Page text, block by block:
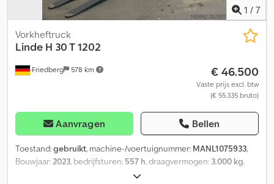
Slijtgrens vorktanden - Enkelpedaal - Enkelhendelbediening -
Container bestuurderbeschermdak 2222 mm - Online
dataoverdracht - LSP 0.5
1 / 7
Friedberg 578 km
Vorkheftruck
Linde H 30 T 1202
€ 46.500
Vaste prijs excl. btw
(€ 55.335 bruto)
Aanvragen Bellen
Toestand:gebruikt, machine-/voertuignummer: MANL1075933,
Bouwjaar: 2023 , bedrijfsturen: 557 h , draagvermogen: 3.000 kg
, vrije hefhoogte: